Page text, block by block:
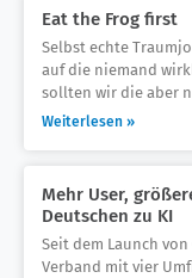
Eat the Frog first
Selbst echte
auf die niemand
sollten wir die aber
Weiterlesen »
Mehr User,
Deutschen zu KI
Seit dem Launch von
Verband mit vier